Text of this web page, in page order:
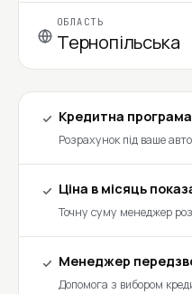
ОБЛАСТЬ
Тернопільська
Кредитна програма
Розрахунок під ваше
Ціна в місяць
Точну суму менеджер
Менеджер
Допомога з вибором